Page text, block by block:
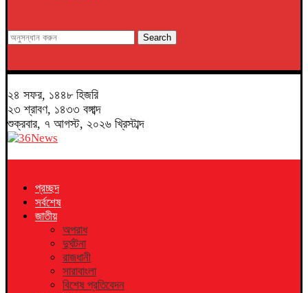
Search
২৪ সফর, ১৪৪৮ হিজরি
২৩ শ্রাবণ, ১৪৩৩ বঙ্গাব্দ
শুক্রবার, ৭ আগস্ট, ২০২৬ খ্রিস্টাব্দ
প্রচ্ছদ
সর্বশেষ
জাতীয়
অপরাধ
দুর্ঘটনা
রাজধানী
সারাবাংলা
বিশেষ প্রতিবেদন